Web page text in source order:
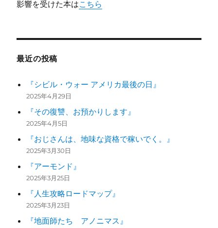
影響を受けた本はこちら
最近の投稿
『シビル・ウォー アメリカ最後の日』
2025年4月29日
『その復讐、お預かりします』
2025年4月5日
『おじさんは、地味な資格で稼いでく。』
2025年3月30日
『アーモンド』
2025年3月25日
『人生攻略ロードマップ』
2025年3月23日
『地面師たち アノニマス』